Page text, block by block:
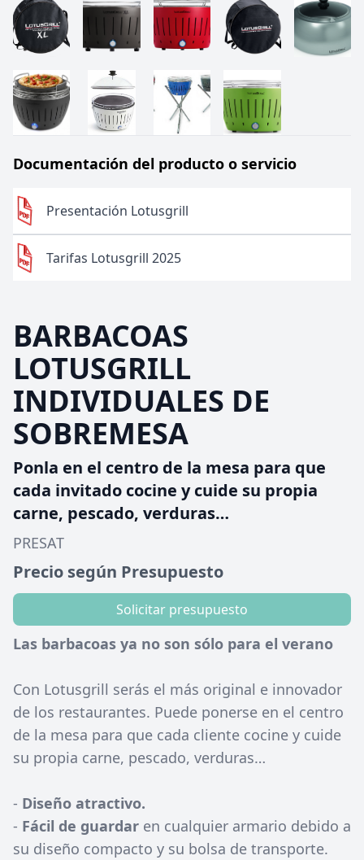
Documentación del producto o servicio
Presentación Lotusgrill
Tarifas Lotusgrill 2025
BARBACOAS
LOTUSGRILL
INDIVIDUALES DE
SOBREMESA
Ponla en el centro de la mesa para que
cada invitado cocine y cuide su propia
carne, pescado, verduras…
PRESAT
Precio según Presupuesto
Solicitar presupuesto
Las barbacoas ya no son sólo para el verano
Con Lotusgrill serás el más original e innovador
de los restaurantes. Puede ponerse en el centro
de la mesa para que cada cliente cocine y cuide
su propia carne, pescado, verduras…
- Diseño atractivo.
- Fácil de guardar en cualquier armario debido a
su diseño compacto y su bolsa de transporte.